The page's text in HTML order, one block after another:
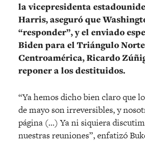
la vicepresidenta
Harris, aseguró que
“responder”, y el enviado
Biden para el Triángulo
Centroamérica, Ricardo
reponer a los destituidos.
“Ya hemos dicho bien claro que
de mayo son irreversibles, y
página (…) Ya ni siquiera
nuestras reuniones”, enfatizó